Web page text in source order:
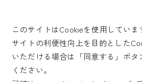
SKYTRAX
5スターエアポート
このサイトはCookieを使用していま
サイトの利便性向上を目的とした
いただける場合は「同意する」ボタ
ください。